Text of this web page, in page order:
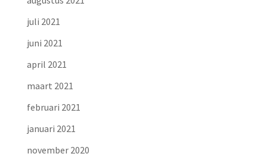
juli 2021
juni 2021
april 2021
maart 2021
februari 2021
januari 2021
november 2020